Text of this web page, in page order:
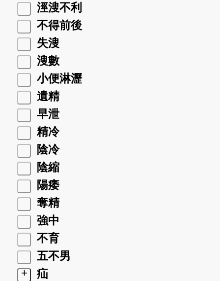
涇溲不利
不得前後
失溲
溲數
小便淋瀝
遺精
早泄
精冷
陰冷
陰縮
陽痿
奪精
強中
不育
五不男
+
疝